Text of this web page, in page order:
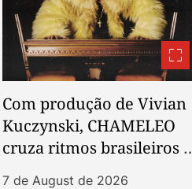
Com produção de Vivian
Kuczynski, CHAMELEO
cruza ritmos brasileiros e
7 de August de 2026